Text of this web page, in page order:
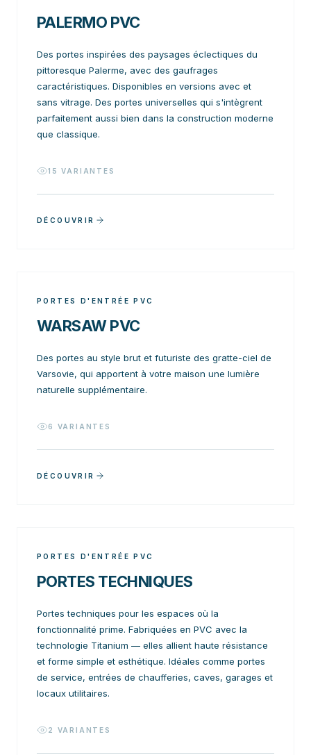
PALERMO PVC
Des portes inspirées des paysages éclectiques du
pittoresque Palerme, avec des gaufrages
caractéristiques. Disponibles en versions avec et
sans vitrage. Des portes universelles qui s'intègrent
parfaitement aussi bien dans la construction moderne
que classique.
15 VARIANTES
DÉCOUVRIR
PORTES D'ENTRÉE PVC
WARSAW PVC
Des portes au style brut et futuriste des gratte-ciel de
Varsovie, qui apportent à votre maison une lumière
naturelle supplémentaire.
6 VARIANTES
DÉCOUVRIR
PORTES D'ENTRÉE PVC
PORTES TECHNIQUES
Portes techniques pour les espaces où la
fonctionnalité prime. Fabriquées en PVC avec la
technologie Titanium — elles allient haute résistance
et forme simple et esthétique. Idéales comme portes
de service, entrées de chaufferies, caves, garages et
locaux utilitaires.
2 VARIANTES